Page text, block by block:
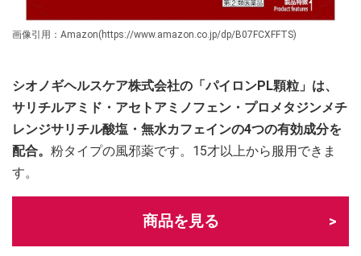
画像引用：Amazon(https://www.amazon.co.jp/dp/B07FCXFFTS)
シオノギヘルスケア株式会社の「パイロンPL顆粒」は、
サリチルアミド・アセトアミノフェン・プロメタジンメチ
レンジサリチル酸塩・無水カフェインの4つの有効成分を
配合。 粉タイプの風邪薬です。15才以上から服用できま
す。
商品を見る